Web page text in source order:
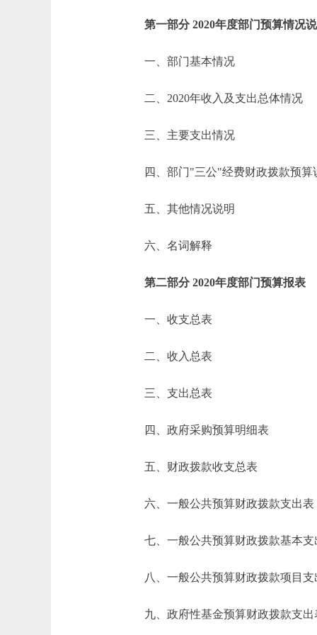
第一部分 2020年度部门预算情况说
一、部门基本情况
二、2020年收入及支出总体情况
三、主要支出情况
四、部门"三公"经费财政拨款预算
五、其他情况说明
六、名词解释
第二部分 2020年度部门预算报表
一、收支总表
二、收入总表
三、支出总表
四、政府采购预算明细表
五、财政拨款收支总表
六、一般公共预算财政拨款支出表
七、一般公共预算财政拨款基本支
八、一般公共预算财政拨款项目支
九、政府性基金预算财政拨款支出